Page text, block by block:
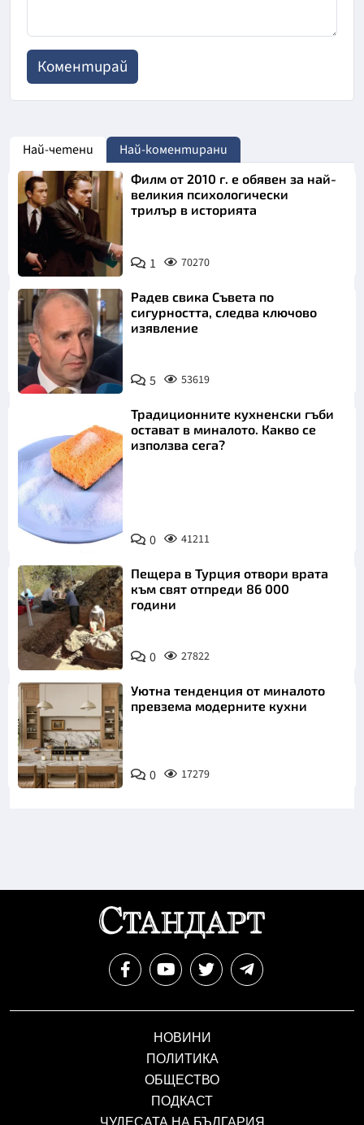
Най-четени Най-коментирани
Филм от 2010 г. е обявен за най-
великия психологически
трилър в историята
1 70270
Радев свика Съвета по
сигурността, следва ключово
изявление
5 53619
Снимка:
Пиксабей
Традиционните кухненски гъби
остават в миналото. Какво се
използва сега?
0 41211
Пещера в Турция отвори врата
към свят отпреди 86 000
години
0 27822
Уютна тенденция от миналото
превзема модерните кухни
0 17279
НОВИНИ
ПОЛИТИКА
ОБЩЕСТВО
ПОДКАСТ
ЧУДЕСАТА НА БЪЛГАРИЯ